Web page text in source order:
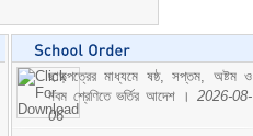
ছাড়পত্রের মাধ্যমে ষষ্ঠ, সপ্তম, অষ্টম ও
নবম শ্রেণিতে ভর্তির আদেশ । 2026-08-
06